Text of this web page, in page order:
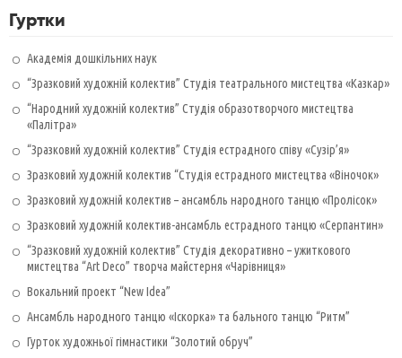
Гуртки
Академія дошкільних наук
“Зразковий художній колектив” Студія театрального мистецтва «Казкар»
“Народний художній колектив” Студія образотворчого мистецтва
«Палітра»
“Зразковий художній колектив” Студія естрадного співу «Сузір’я»
Зразковий художній колектив “Студія естрадного мистецтва «Віночок»
Зразковий художній колектив – ансамбль народного танцю «Пролісок»
Зразковий художній колектив-ансамбль естрадного танцю «Серпантин»
“Зразковий художній колектив” Студія декоративно – ужиткового
мистецтва “Art Deco” творча майстерня «Чарівниця»
Вокальний проект “New Idea”
Ансамбль народного танцю «Іскорка» та бального танцю “Ритм”
Гурток художньої гімнастики “Золотий обруч”